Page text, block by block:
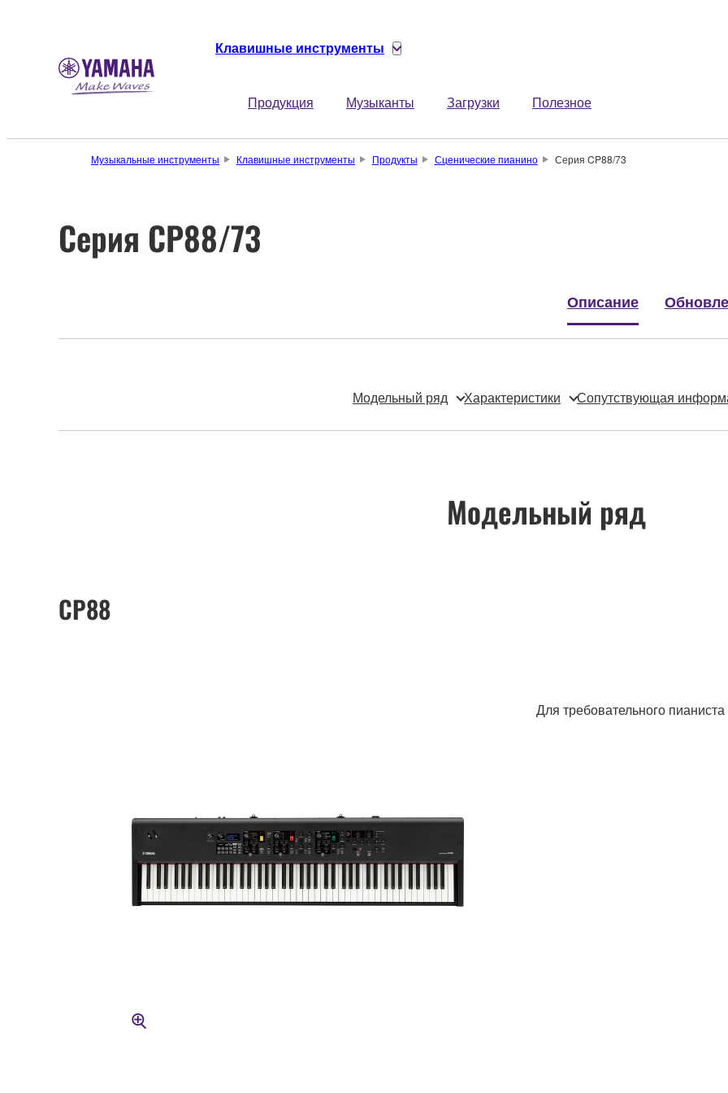
Клавишные инструменты
Продукция Музыканты Загрузки Полезное
Музыкальные инструменты Клавишные инструменты Продукты Сценические пианино Серия CP88/73
Серия CP88/73
Описание
Модельный ряд Характеристики Сопутствующая
Модельный ряд
CP88
Для требовательного пианиста